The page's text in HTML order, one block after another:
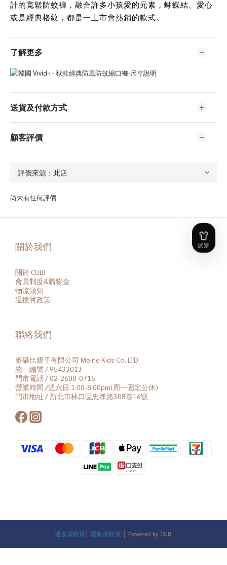
計的寬鬆防蚊褲，融合許多小孩愛的元素，蝴蝶結、愛心
或是經典格紋，都是一上市會熱銷的款式。
了解更多
送貨及付款方式
顧客評價
尚未有任何評價
關於我們
關於 CUBi
會員制度&購物金
物流須知
退換貨政策
聯絡我們
麥樂比親子有限公司 Meine Kids Co. LTD
統一編號 / 95433013
門市電話 / 02-2608-0715
營業時間 /週六日 1:00-8:00pm(周一固定公休)
門市地址 / 新北市林口區忠孝路308巷16號
退換貨政策 隱私權政策 │ Powered by CUBi